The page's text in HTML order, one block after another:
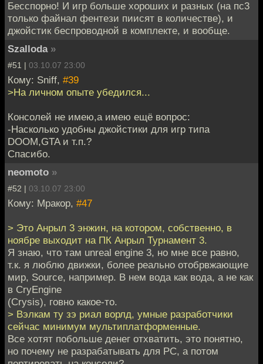
Бесспорно! И игр больше хороших и разных (на пс3
только файнал фентези пиисят в количестве), и
джойстик беспроводной в комплекте, и вообще.
Szalloda »
#51 | 03.10.07 23:00
Кому: Sniff, #39
>На личном опыте убедился...
Консолей не имею,а имею ещё вопрос:
-Насколько удобны джойстики для игр типа
DOOM,GTA и т.п.?
Спасибо.
neomoto »
#52 | 03.10.07 23:00
Кому: Мракор, #47
> Это Анрыл 3 энжин, на котором, собственно, в
ноябре выходит на ПК Анрыл Турнамент 3.
Я знаю, что там unreal engine 3, но мне все равно,
т.к. я люблю движки, более реально отобрвжающие
мир, Source, например. В нем вода как вода, а не как
в CryEngine
(Crysis), говно какое-то.
> Вэлкам ту зэ риал ворлд, умные разработчики
сейчас минимум мультиплатформенные.
Все хотят побольше денег отхватить, это понятно,
но почему не разрабатывать для PC, а потом